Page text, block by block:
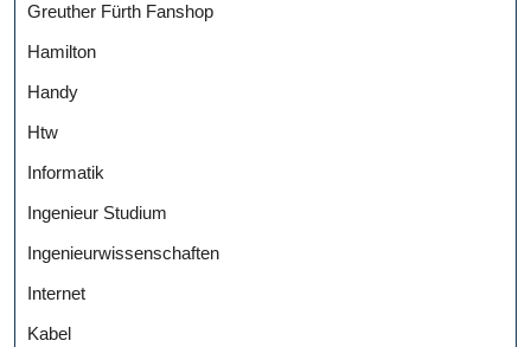
Greuther Fürth Fanshop
Hamilton
Handy
Htw
Informatik
Ingenieur Studium
Ingenieurwissenschaften
Internet
Kabel